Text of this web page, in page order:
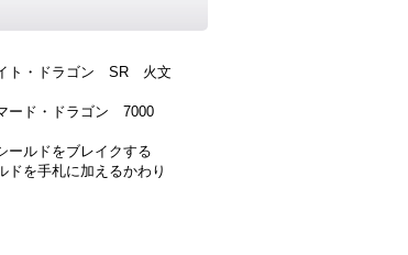
ト・ドラゴン SR 火文
ード・ドラゴン 7000
ールドをブレイクする
ドを手札に加えるかわり